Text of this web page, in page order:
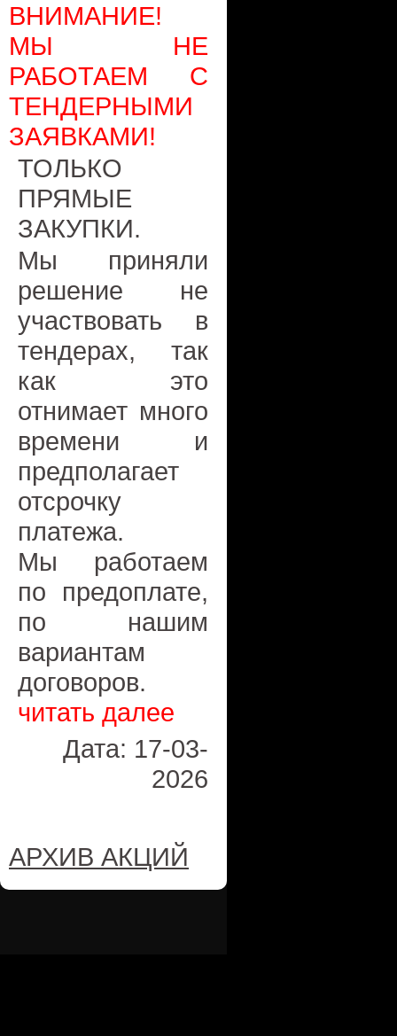
ВНИМАНИЕ!
МЫ НЕ
РАБОТАЕМ С
ТЕНДЕРНЫМИ
ЗАЯВКАМИ!
ТОЛЬКО
ПРЯМЫЕ
ЗАКУПКИ.
Мы приняли
решение не
участвовать в
тендерах, так
как это
отнимает много
времени и
предполагает
отсрочку
платежа.
Мы работаем
по предоплате,
по нашим
вариантам
договоров.
читать далее
Дата: 17-03-
2026
АРХИВ АКЦИЙ